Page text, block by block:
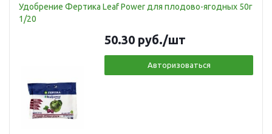
Удобрение Фертика Leaf Power для плодово-ягодных 50г
1/20
50.30 руб./шт
Авторизоваться